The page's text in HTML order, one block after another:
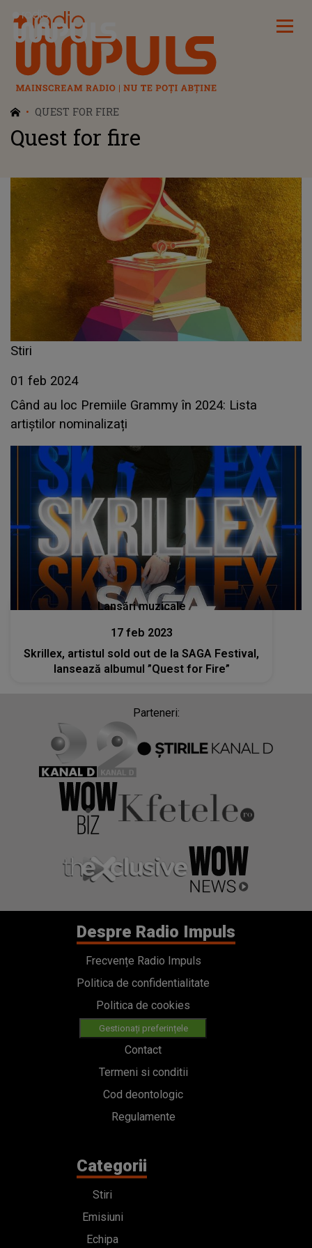
Radio Impuls
QUEST FOR FIRE
Quest for fire
Stiri
01 feb 2024
Când au loc Premiile Grammy în 2024: Lista
artiștilor nominalizați
Lansări muzicale
17 feb 2023
Skrillex, artistul sold out de la SAGA Festival,
lansează albumul ”Quest for Fire”
Parteneri:
Despre Radio Impuls
Frecvențe Radio Impuls
Politica de confidentialitate
Politica de cookies
Gestionați preferințele
Contact
Termeni si conditii
Cod deontologic
Regulamente
Categorii
Stiri
Emisiuni
Echipa